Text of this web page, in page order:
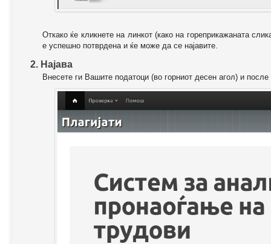
Откако ќе кликнете на линкот (како на гореприкажаната
е успешно потврдена и ќе може да се најавите.
2. Најава
Внесете ги Вашите податоци (во горниот десен агол) и